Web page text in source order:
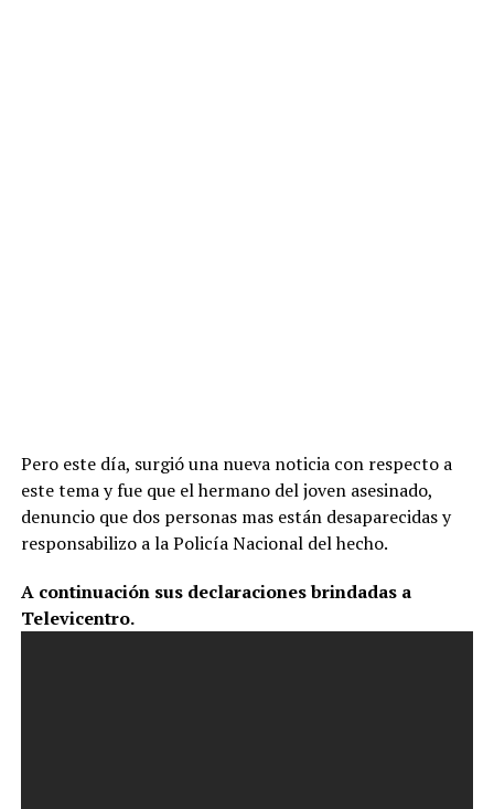
Pero este día, surgió una nueva noticia con respecto a
este tema y fue que el hermano del joven asesinado,
denuncio que dos personas mas están desaparecidas y
responsabilizo a la Policía Nacional del hecho.
A continuación sus declaraciones brindadas a
Televicentro.